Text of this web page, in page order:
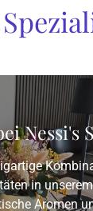
Nessi's
in
Aromen